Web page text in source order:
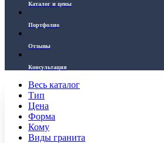
Каталог и цены
Портфолио
Отзывы
Консультация
Весь каталог
Тип
Цена
Форма
Кому
Виды гранита